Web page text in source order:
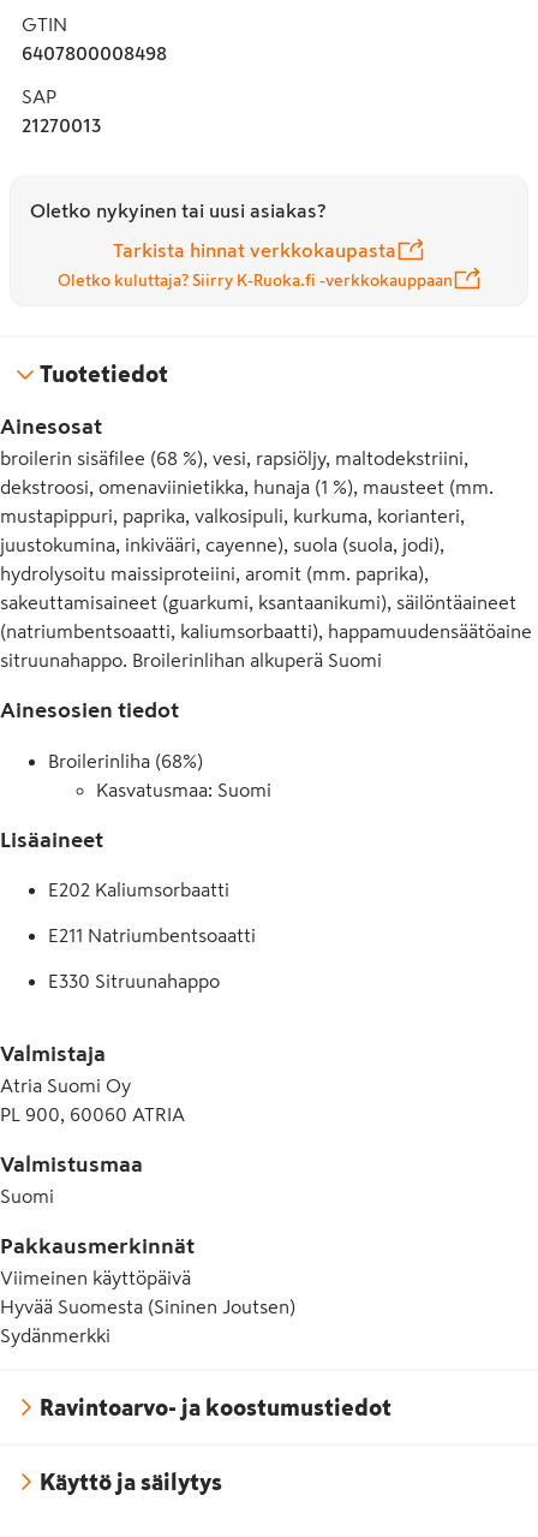
GTIN
6407800008498
SAP
21270013
Oletko nykyinen tai uusi asiakas?
Tarkista hinnat verkkokaupasta
Oletko kuluttaja? Siirry K-Ruoka.fi -verkkokauppaan
Tuotetiedot
Ainesosat
broilerin sisäfilee (68 %), vesi, rapsiöljy, maltodekstriini,
dekstroosi, omenaviinietikka, hunaja (1 %), mausteet (mm.
mustapippuri, paprika, valkosipuli, kurkuma, korianteri,
juustokumina, inkivääri, cayenne), suola (suola, jodi),
hydrolysoitu maissiproteiini, aromit (mm. paprika),
sakeuttamisaineet (guarkumi, ksantaanikumi), säilöntäaineet
(natriumbentsoaatti, kaliumsorbaatti), happamuudensäätöaine
sitruunahappo. Broilerinlihan alkuperä Suomi
Ainesosien tiedot
Broilerinliha (68%)
Kasvatusmaa: Suomi
Lisäaineet
E202 Kaliumsorbaatti
E211 Natriumbentsoaatti
E330 Sitruunahappo
E415 Ksantaanikumi
Valmistaja
Atria Suomi Oy
PL 900, 60060 ATRIA
Valmistusmaa
Suomi
Pakkausmerkinnät
Viimeinen käyttöpäivä
Hyvää Suomesta (Sininen Joutsen)
Sydänmerkki
Ravintoarvo- ja koostumustiedot
Käyttö ja säilytys